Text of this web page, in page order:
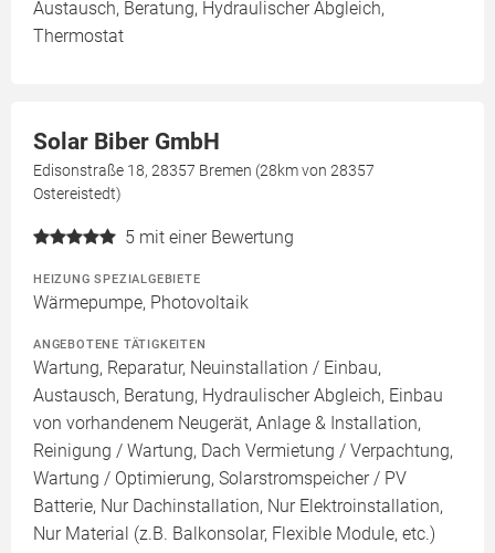
Austausch, Beratung, Hydraulischer Abgleich,
Thermostat
Solar Biber GmbH
Edisonstraße 18, 28357 Bremen (28km von 28357
Ostereistedt)
5 mit einer Bewertung
HEIZUNG SPEZIALGEBIETE
Wärmepumpe, Photovoltaik
ANGEBOTENE TÄTIGKEITEN
Wartung, Reparatur, Neuinstallation / Einbau,
Austausch, Beratung, Hydraulischer Abgleich, Einbau
von vorhandenem Neugerät, Anlage & Installation,
Reinigung / Wartung, Dach Vermietung / Verpachtung,
Wartung / Optimierung, Solarstromspeicher / PV
Batterie, Nur Dachinstallation, Nur Elektroinstallation,
Nur Material (z.B. Balkonsolar, Flexible Module, etc.)